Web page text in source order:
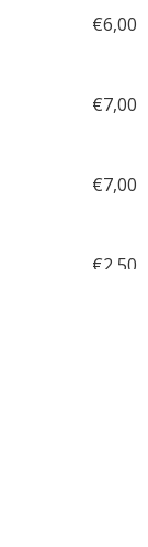
€6,00
€7,00
€7,00
€2, 50